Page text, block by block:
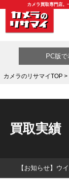
カメラ買取専門店。
買取カテゴリ一
PC版で
カメラのリサマイTOP>
買取実績
【お知らせ】ウ